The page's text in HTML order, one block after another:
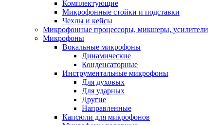
Комплектующие
Микрофонные стойки и подставки
Чехлы и кейсы
Микрофонные процессоры, микшеры, усилители
Микрофоны
Вокальные микрофоны
Динамические
Конденсаторные
Инструментальные микрофоны
Для духовых
Для ударных
Другие
Направленные
Капсюли для микрофонов